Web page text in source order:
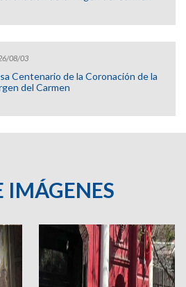
08/03
Centenario de la Coronación de la
del Carmen
IMÁGENES